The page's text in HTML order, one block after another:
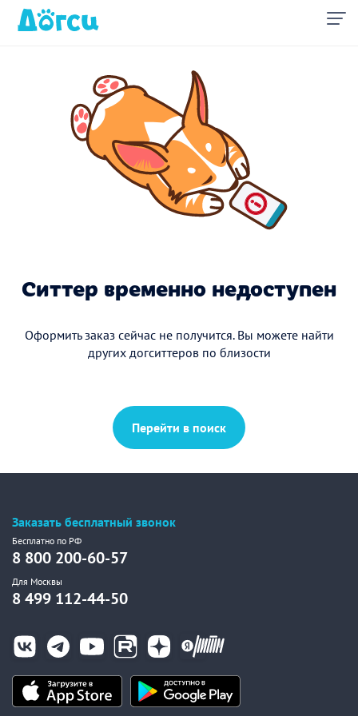
Ситтер временно недоступен
Оформить заказ сейчас не получится. Вы можете найти
других догситтеров по близости
Перейти в поиск
Заказать бесплатный звонок
Бесплатно по РФ
8 800 200-60-57
Для Москвы
8 499 112-44-50